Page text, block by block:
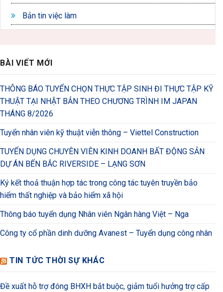
Bản tin việc làm
BÀI VIẾT MỚI
THÔNG BÁO TUYỂN CHỌN THỰC TẬP SINH ĐI THỰC TẬP KỸ
THUẬT TẠI NHẬT BẢN THEO CHƯƠNG TRÌNH IM JAPAN
THÁNG 8/2026
Tuyển nhân viên kỹ thuật viễn thông – Viettel Construction
TUYỂN DỤNG CHUYÊN VIÊN KINH DOANH BẤT ĐỘNG SẢN
DỰ ÁN BẾN BẮC RIVERSIDE – LẠNG SƠN
Ký kết thoả thuận hợp tác trong công tác tuyên truyền bảo
hiểm thất nghiệp và bảo hiểm xã hội
Thông báo tuyển dụng Nhân viên Ngân hàng Việt – Nga
Công ty cổ phần dinh dưỡng Avanest – Tuyển dụng công nhân
TIN TỨC THỜI SỰ KHÁC
Đề xuất hỗ trợ đóng BHXH bắt buộc, giảm tuổi hưởng trợ cấp